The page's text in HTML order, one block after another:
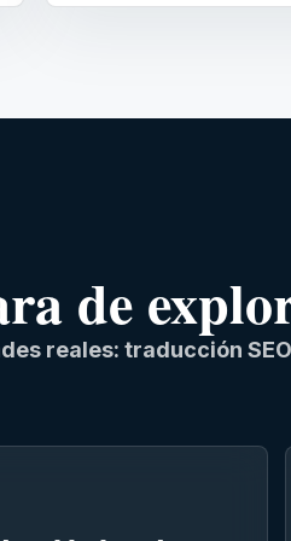
de
reales: traducción